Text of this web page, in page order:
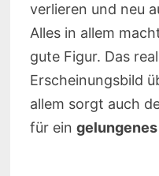
verlieren und neu
Alles in allem
gute Figur. Das
Erscheinungsbild
allem sorgt auch
für ein